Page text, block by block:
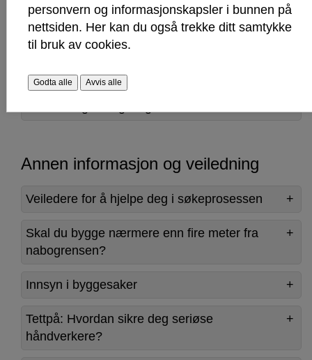
Når kommunen har mottatt søknaden, blir saken
fordelt til en saksbehandler. Hvis det mangler
nødvendige opplysninger, vil du motta et
kommunen trenger.
Annen informasjon og veiledning
Veiledere for å hjelpe deg i søkeprosessen
Skal du bygge nærmere enn fire meter fra
nabogrensen?
Innsyn i byggesaker
Tettpå: Hvordan sikre deg seriøse
håndverkere?
personvern og informasjonskapsler i bunnen på
nettsiden. Her kan du også trekke ditt samtykke
til bruk av cookies.
Godta alle Avvis alle